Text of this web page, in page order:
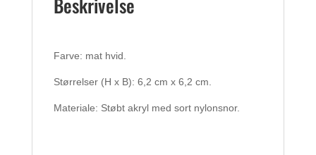
Beskrivelse
Farve: mat hvid.
Størrelser (H x B): 6,2 cm x 6,2 cm.
Materiale: Støbt akryl med sort nylonsnor.